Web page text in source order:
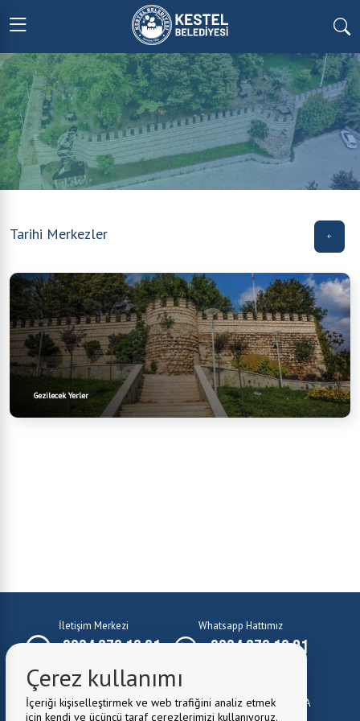
Tarihi Merkezler
Gezilecek Yerler
İletişim Merkezi
0224 372 10 01
Whatsapp Hattımız
0224 372 10 01
E-Mail: belediye@kestel.bel.tr
Belediye Adresi:Kale Mah. Cuma Cad. No:1 Kestel \ BURSA
Çerez kullanımı
İçeriği kişiselleştirmek ve web trafiğini analiz etmek
için kendi ve üçüncü taraf çerezlerimizi kullanıyoruz.